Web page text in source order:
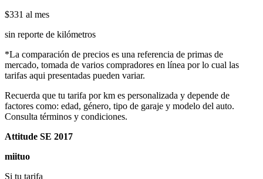
$331 al mes
sin reporte de kilómetros
*La comparación de precios es una referencia de primas de
mercado, tomada de varios compradores en línea por lo cual las
tarifas aqui presentadas pueden variar.
Recuerda que tu tarifa por km es personalizada y depende de
factores como: edad, género, tipo de garaje y modelo del auto.
Consulta términos y condiciones.
Attitude SE 2017
miituo
Si tu tarifa